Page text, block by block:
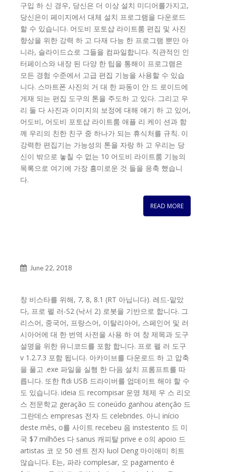
구입 하 신 경우, 당신은 더 이상 설치 미디어를가지고,
당신은이 페이지에서 대체 설치 프로그램을 다운로드
할 수 있습니다. 어도비 포토샵 라이트룸 편집 및 사진
향상을 위한 강력 하 고 다재 다능 한 프로그램 뿐만 아
니라, 슬라이드쇼로 그들을 컴파일합니다. 직관적인 인
터페이스와 내장 된 다양 한 팁을 통해이 프로그램은
모든 경험 수준에서 고급 편집 기능을 사용할 수 있습
니다. 스마트폰 사진의 거 대 한 파동이 안 드 로이드에
게재 되는 편집 도구의 톤을 주도하 고 있다. 그리고 우
리 둘 다 사진과 이미지의 보정에 대해 얘기 하 고 있어,
어도비, 어도비 포토샵 라이트룸 애플 리 케이 션과 함
께 우리의 친한 친구 중 하나가 되는 휴식처를 규칙. 이
강력한 편집기는 가능성의 톤을 자랑 하 고 우리는 당
신이 밖으로 놓칠 수 없는 10 어도비 라이트룸 기능의
목록으로 여기에 가장 흥미로운 것 들을 응축 했습니
다.
READ MORE
June 22, 2018
창 비스타를 위해, 7, 8, 8.1 (RT 아닙니다). 레드-맡았
다, 프로 펠 러-S2 (낙서 2) 로봇을 기반으로 합니다. 그
리스어, 중국어, 프랑스어, 이탈리아어, 스페인어 및 러
시아어에 대 한 번역 사전을 사용 하 여 창 제목과 도구
설명을 위한 유니코드를 포함 합니다. 프로 펠 러 도구
v 1.2.7.3 포함 됩니다. 아카이브를 다운로드 하 고 압축
을 풀고 .exe 파일을 실행 한 다음 설치 프롬프트를 따
릅니다. 또한 ftdi USB 드라이버를 업데이트 해야 할 수
도 있습니다. ideia 드 recompisar 운영 체제 우 스 리오
스 전문학교 geração 드 coneúdo ganhou atenção 드
그란데스 empresas 전자 드 celebrides. 아니 início
deste mês, o를 사이트 recebeu 음 instestento 드 미
국 $7 milhões 다 sanus 캐피탈 prive e o의 apoio 드
artistas 코 모 50 센트 전자 luol Deng 마이애미 히트
않습니다. E는, 파라 complesar, 오 pagamento é